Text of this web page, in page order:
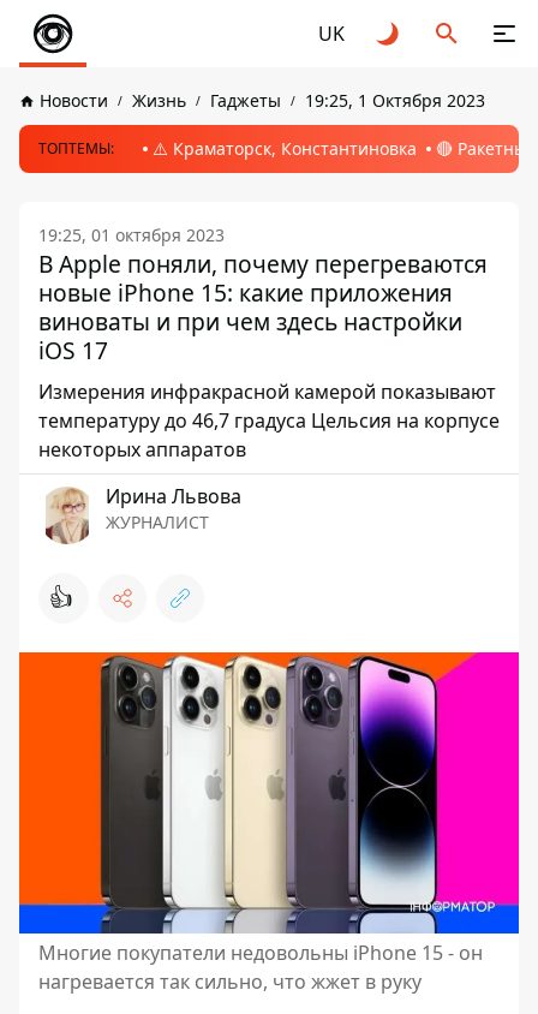
UK
Новости Жизнь Гаджеты 19:25, 1 Октября 2023
ТОПТЕМЫ: ⚠️ Краматорск, Константиновка 🔴
19:25, 01 октября 2023
В Apple поняли, почему перегреваются
новые iPhone 15: какие приложения
виноваты и при чем здесь настройки
iOS 17
Измерения инфракрасной камерой показывают
температуру до 46,7 градуса Цельсия на корпусе
некоторых аппаратов
Ирина Львова
ЖУРНАЛИСТ
👍
Многие покупатели недовольны iPhone 15 - он
нагревается так сильно, что жжет в руку